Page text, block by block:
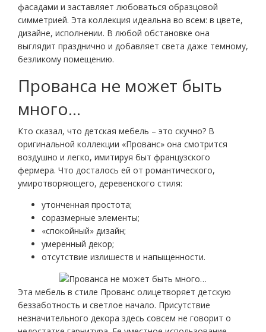
фасадами и заставляет любоваться образцовой
симметрией. Эта коллекция идеальна во всем: в цвете,
дизайне, исполнении. В любой обстановке она
выглядит празднично и добавляет света даже темному,
безликому помещению.
Прованса не может быть
много…
Кто сказал, что детская мебель – это скучно? В
оригинальной коллекции «Прованс» она смотрится
воздушно и легко, имитируя быт французского
фермера. Что досталось ей от романтического,
умиротворяющего, деревенского стиля:
утонченная простота;
соразмерные элементы;
«спокойный» дизайн;
умеренный декор;
отсутствие излишеств и напыщенности.
Эта мебель в стиле Прованс олицетворяет детскую
беззаботность и светлое начало. Присутствие
незначительного декора здесь совсем не говорит о